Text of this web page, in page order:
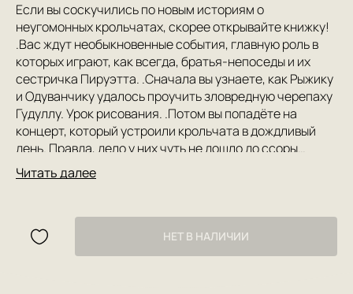
Если вы соскучились по новым историям о
неугомонных крольчатах, скорее открывайте книжку!
.Вас ждут необыкновенные события, главную роль в
которых играют, как всегда, братья-непоседы и их
сестричка Пируэтта. .Сначала вы узнаете, как Рыжику
и Одуванчику удалось проучить зловредную черепаху
Гудуллу. Урок рисования. .Потом вы попадёте на
концерт, который устроили крольчата в дождливый
день. Правда, дело у них чуть не дошло до ссоры…
Вперёд, музыканты! .А в конце у вас будет шанс
отправиться вслед за крольчатами в заброшенный
Заколдованный дом .
Читать далее
НЕТ В НАЛИЧИИ